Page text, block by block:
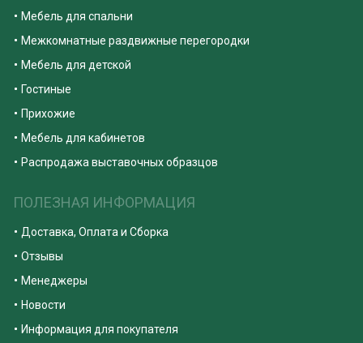
Мебель для спальни
Межкомнатные раздвижные перегородки
Мебель для детской
Гостиные
Прихожие
Мебель для кабинетов
Распродажа выставочных образцов
ПОЛЕЗНАЯ ИНФОРМАЦИЯ
Доставка, Оплата и Сборка
Отзывы
Менеджеры
Новости
Информация для покупателя